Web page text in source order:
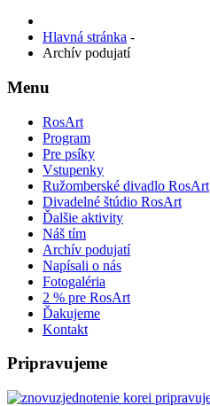
Hlavná stránka -
Archív podujatí
Menu
RosArt
Program
Pre psíky
Vstupenky
Ružomberské divadlo RosArt
Divadelné štúdio RosArt
Ďalšie aktivity
Náš tím
Archív podujatí
Napísali o nás
Fotogaléria
2 % pre RosArt
Ďakujeme
Kontakt
Pripravujeme